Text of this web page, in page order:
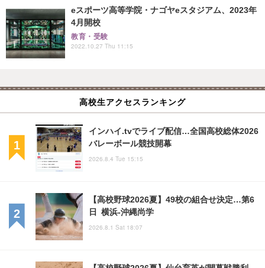
eスポーツ高等学院・ナゴヤeスタジアム、2023年
4月開校
教育・受験
2022.10.27 Thu 11:15
高校生アクセスランキング
インハイ.tvでライブ配信…全国高校総体2026
バレーボール競技開幕
2026.8.4 Tue 15:15
【高校野球2026夏】49校の組合せ決定…第6
日 横浜-沖縄尚学
2026.8.1 Sat 18:07